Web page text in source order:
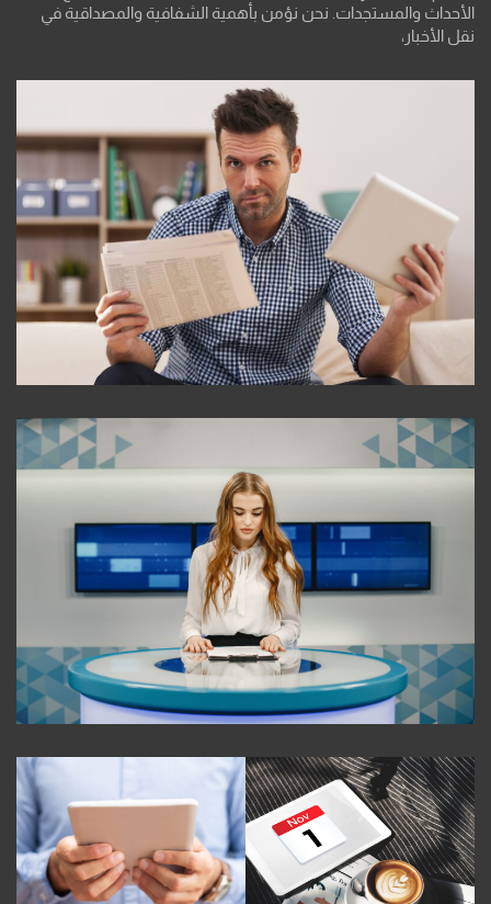
الأحداث والمستجدات. نحن نؤمن بأهمية الشفافية والمصداقية في
نقل الأخبار،